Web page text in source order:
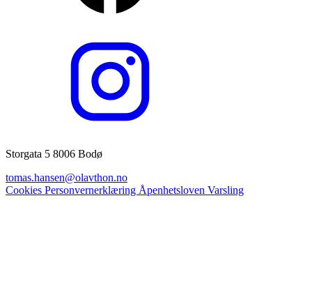
Storgata 5 8006 Bodø
tomas.hansen@olavthon.no
Cookies Personvernerklæring Åpenhetsloven Varsling